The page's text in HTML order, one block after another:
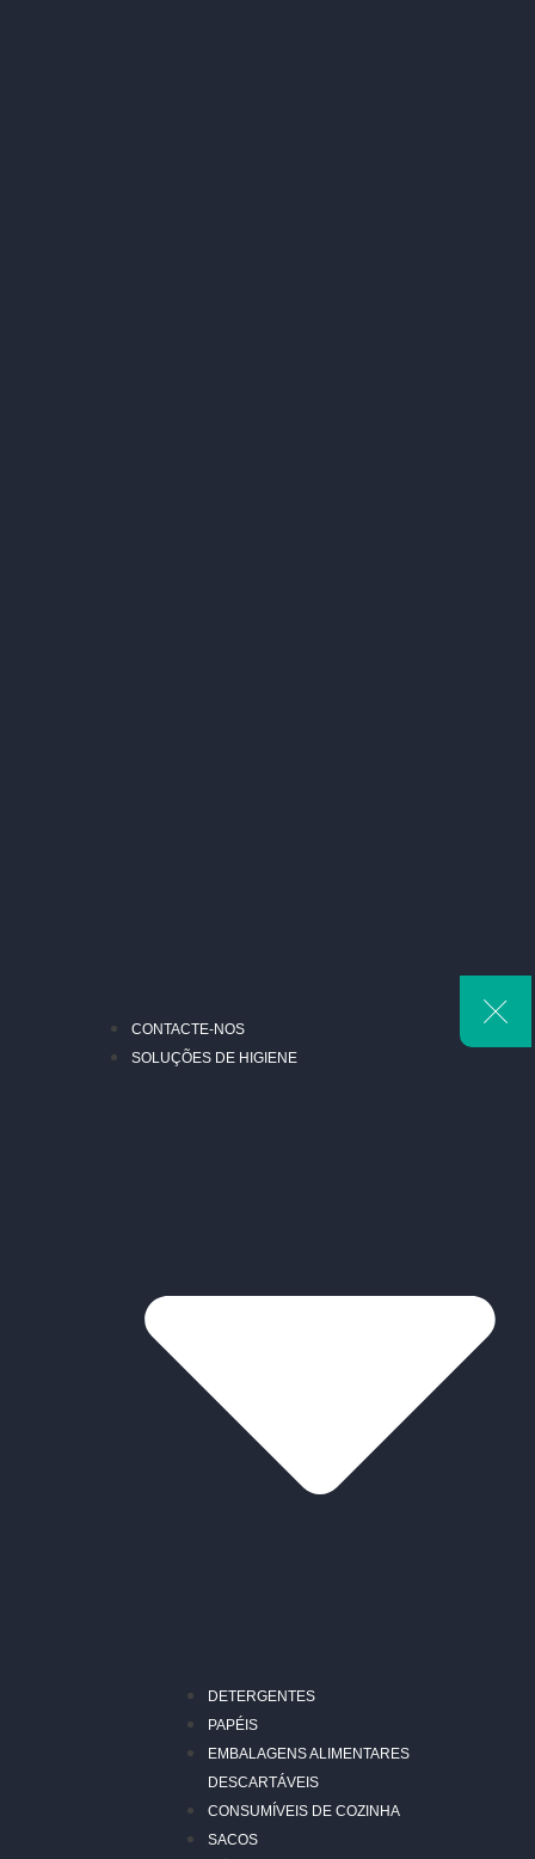
CONTACTE-NOS
SOLUÇÕES DE HIGIENE
DETERGENTES
PAPÉIS
EMBALAGENS ALIMENTARES
DESCARTÁVEIS
CONSUMÍVEIS DE COZINHA
SACOS